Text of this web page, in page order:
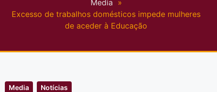
Media »
Excesso de trabalhos domésticos impede mulheres
de aceder à Educação
Media Notícias